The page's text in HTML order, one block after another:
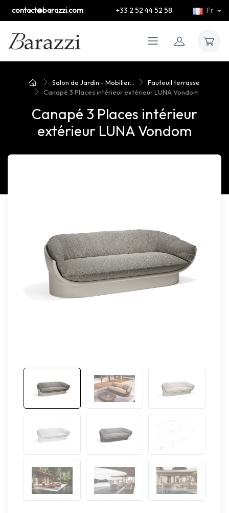
contact@barazzi.com +33 2 52 44 52 58 Fr
Salon de Jardin - Mobilier...
Fauteuil terrasse
Canapé 3 Places intérieur extérieur LUNA Vondom
Canapé 3 Places intérieur
extérieur LUNA Vondom